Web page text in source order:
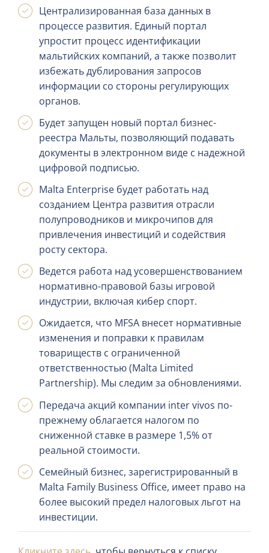
Централизированная база данных в
процессе развития. Единый портал
упростит процесс идентификации
мальтийских компаний, а также позволит
избежать дублирования запросов
информации со стороны регулирующих
органов.
Будет запущен новый портал бизнес-
реестра Мальты, позволяющий подавать
документы в электронном виде с надежной
цифровой подписью.
Malta Enterprise будет работать над
созданием Центра развития отрасли
полупроводников и микрочипов для
привлечения инвестиций и содействия
росту сектора.
Ведется работа над усовершенствованием
нормативно-правовой базы игровой
индустрии, включая кибер спорт.
Ожидается, что MFSA внесет нормативные
изменения и поправки к правилам
товариществ с ограниченной
ответственностью (Malta Limited
Partnership). Мы следим за обновлениями.
Передача акций компании inter vivos по-
прежнему облагается налогом по
сниженной ставке в ​​размере 1,5% от
реальной стоимости.
Семейный бизнес, зарегистрированный в
Malta Family Business Office, имеет право на
более высокий предел налоговых льгот на
инвестиции.